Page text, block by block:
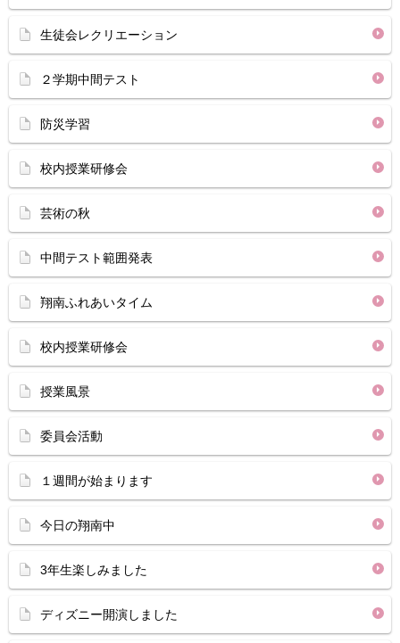
生徒会レクリエーション
２学期中間テスト
防災学習
校内授業研修会
芸術の秋
中間テスト範囲発表
翔南ふれあいタイム
校内授業研修会
授業風景
委員会活動
１週間が始まります
今日の翔南中
3年生楽しみました
ディズニー開演しました